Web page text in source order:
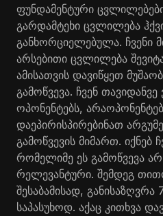
ფუნდამენტური
გარდამტეხი ცვლილება
განხორციელებულა. ჩვენი
არსებითი ცვლილება
ამისათვის დავიწყეთ
გამოწვევა. ჩვენ
ოპონენტებს,
დაეპირისპირებინათ
გამოწვევის მიმართ. იქნებ
რომელიმე ეს გამოწვევა
რელევანტური. შემდეგ
შესაბამისად,
საპასუხოდ. აქაც კითხვა